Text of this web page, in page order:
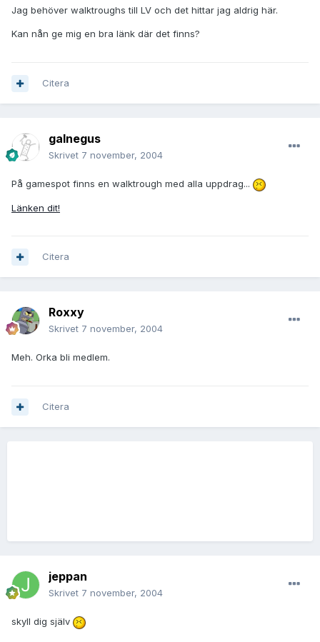
Jag behöver walktroughs till LV och det hittar jag aldrig här.
Kan nån ge mig en bra länk där det finns?
Citera
galnegus
Skrivet 7 november, 2004
På gamespot finns en walktrough med alla uppdrag...
Länken dit!
Citera
Roxxy
Skrivet 7 november, 2004
Meh. Orka bli medlem.
Citera
jeppan
Skrivet 7 november, 2004
skyll dig själv